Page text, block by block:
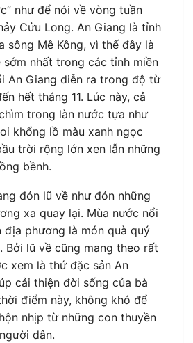
như để nói về vòng tuần
Cửu Long. An Giang là tỉnh
sông Mê Kông, vì thế đây là
nhất trong các tỉnh miền
An Giang diễn ra trong độ từ
hết tháng 11. Lúc này, cả
trong làn nước tựa như
khổng lồ màu xanh ngọc
trời rộng lớn xen lẫn những
bềnh.
đón lũ về như đón những
xa quay lại. Mùa nước nổi
phương là món quà quý
Bởi lũ về cũng mang theo rất
xem là thứ đặc sản An
cải thiện đời sống của bà
điểm này, không khó để
nhịp từ những con thuyền
dân.